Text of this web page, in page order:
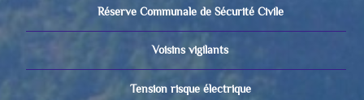
Réserve Communale de Sécurité Civile
Voisins vigilants
Tension risque électrique